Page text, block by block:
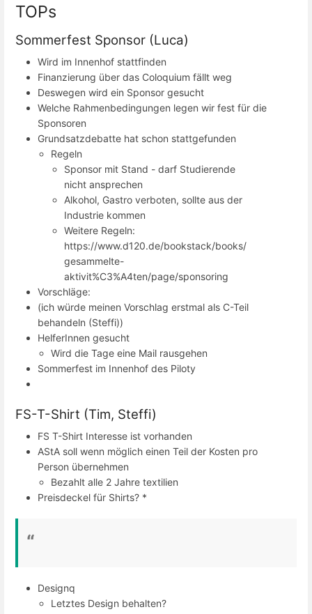
TOPs
Sommerfest Sponsor (Luca)
Wird im Innenhof stattfinden
Finanzierung über das Coloquium fällt weg
Deswegen wird ein Sponsor gesucht
Welche Rahmenbedingungen legen wir fest für die
Sponsoren
Grundsatzdebatte hat schon stattgefunden
Regeln
Sponsor mit Stand - darf Studierende
nicht ansprechen
Alkohol, Gastro verboten, sollte aus der
Industrie kommen
Weitere Regeln:
https://www.d120.de/bookstack/books/
gesammelte-
aktivit%C3%A4ten/page/sponsoring
Vorschläge:
(ich würde meinen Vorschlag erstmal als C-Teil
behandeln (Steffi))
HelferInnen gesucht
Wird die Tage eine Mail rausgehen
Sommerfest im Innenhof des Piloty
FS-T-Shirt (Tim, Steffi)
FS T-Shirt Interesse ist vorhanden
AStA soll wenn möglich einen Teil der Kosten pro
Person übernehmen
Bezahlt alle 2 Jahre textilien
Preisdeckel für Shirts? *
Designq
Letztes Design behalten?